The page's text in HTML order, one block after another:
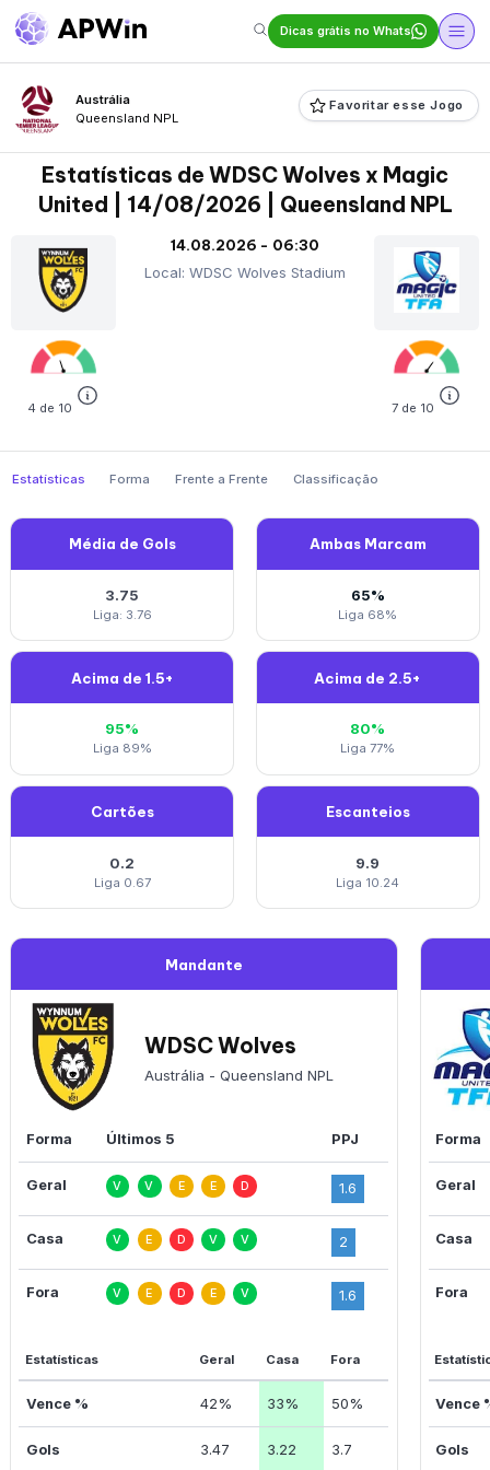
Dicas grátis no Whats
Austrália
Queensland NPL
Favoritar esse Jogo
Estatísticas de WDSC Wolves x Magic
United | 14/08/2026 | Queensland NPL
4 de 10
14.08.2026 - 06:30
Local: WDSC Wolves Stadium
7 de 10
Estatísticas Forma Frente a Frente Classificação
Média de Gols
3.75
Liga: 3.76
Ambas Marcam
65%
Liga 68%
Acima de 1.5+
95%
Liga 89%
Acima de 2.5+
80%
Liga 77%
Cartões
0.2
Liga 0.67
Escanteios
9.9
Liga 10.24
Mandante
WDSC Wolves
Austrália - Queensland NPL
Forma Últimos 5 PPJ
Geral V V E E D 1.6
Casa V E D V V 2
Fora V E D E V 1.6
Estatísticas Geral Casa Fora
Vence % 42% 33% 50%
Gols 3.47 3.22 3.7
Forma
Geral
Casa
Fora
Vence
Gols